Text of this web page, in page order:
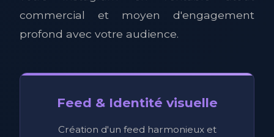
commercial et moyen d'engagement
profond avec votre audience.
Feed & Identité visuelle
Création d'un feed harmonieux et